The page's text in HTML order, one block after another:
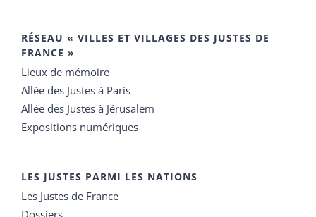
RÉSEAU « VILLES ET VILLAGES DES JUSTES DE
FRANCE »
Lieux de mémoire
Allée des Justes à Paris
Allée des Justes à Jérusalem
Expositions numériques
LES JUSTES PARMI LES NATIONS
Les Justes de France
Dossiers